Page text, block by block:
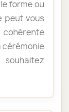
forme ou
peut vous
cérémonie